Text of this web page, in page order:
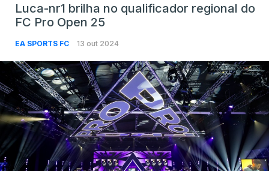
Luca-nr1 brilha no qualificador regional do
FC Pro Open 25
EA SPORTS FC 13 out 2024